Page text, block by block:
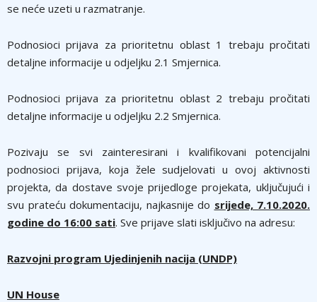
se neće uzeti u razmatranje.
Podnosioci prijava za prioritetnu oblast 1 trebaju pročitati
detaljne informacije u odjeljku 2.1 Smjernica.
Podnosioci prijava za prioritetnu oblast 2 trebaju pročitati
detaljne informacije u odjeljku 2.2 Smjernica.
Pozivaju se svi zainteresirani i kvalifikovani potencijalni
podnosioci prijava, koja žele sudjelovati u ovoj aktivnosti
projekta, da dostave svoje prijedloge projekata, uključujući i
svu prateću dokumentaciju, najkasnije do srijede, 7.10.2020.
godine do 16:00 sati. Sve prijave slati isključivo na adresu:
Razvojni program Ujedinjenih nacija (UNDP)
UN House